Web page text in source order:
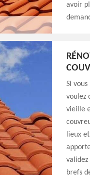
avoir
Si
voulez
vieille
lieux
validez
brefs